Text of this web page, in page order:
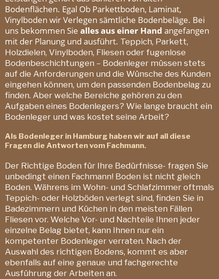
Bodenflächen. Egal Ob Parkettboden, Laminat,
Vinylboden wir Verlegen sämtliche Bodenbeläge. Bei
uns bekommen Sie alles aus einer Hand angefangen
mit der Planung und ausführt. Teppich, Parkett,
Holzdielen, Vinylboden, Fliesen oder fugenlose
Bodenbeschichtungen – Bodenleger müssen stets
auf die Anforderungen und die Wünsche des Kunden
eingehen können, um den passenden Bodenbelag zu
finden. Aber welche Bereiche gehören zu den
Aufgaben eines Bodenlegers? Wie lange braucht ein
Bodenleger und was kostet seine Arbeit?
Als Bodenleger in Hamburg haben wir auf all diese
Fragen die Antworten vom Fachmann.
Der Richtige Boden für Ihre Bedürfnisse- fragen Sie
unbedingt einen Fachmann! Boden ist nicht gleich
Boden. Währens im Wohn- und Schlafzimmer oftmals
Teppich- oder Holzböden verlegt sind, finden Sie in
Badezimmern und Küchen in den meisten Fällen
Fliesen vor. Welche Vor- und Nachteile Ihnen jeder
einzelne Belag bietet, kann Ihnen nur ein
kompetenter Bodenleger verraten. Nach der
Auswahl des richtigen Bodens, kommt es aber
ebenfalls auf eine genaue und fachgerechte
Ausführung der Arbeiten an.